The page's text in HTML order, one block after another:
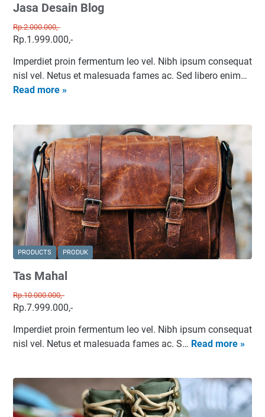
Jasa Desain Blog
Rp.2.000.000,-
Rp.1.999.000,-
Imperdiet proin fermentum leo vel. Nibh ipsum consequat
nisl vel. Netus et malesuada fames ac. Sed libero enim…
Read more »J
D
e
s
a
i
n
B
l
o
g
PRODUCTS PRODUK
Tas Mahal
Rp.10.000.000,-
Rp.7.999.000,-
Imperdiet proin fermentum leo vel. Nibh ipsum consequat
nisl vel. Netus et malesuada fames ac. S… Read more »T
M
a